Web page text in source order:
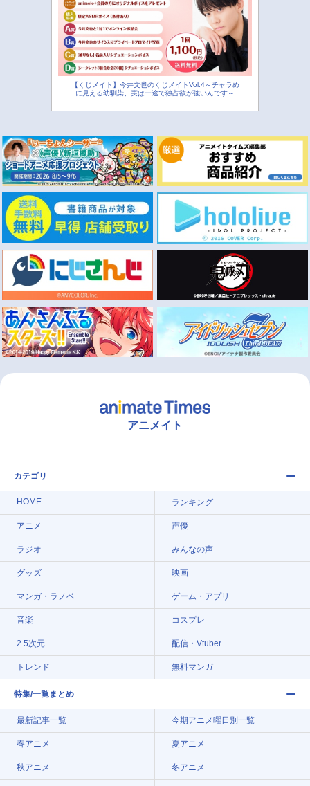
【くじメイト】今井文也のくじメイトVol.4～チャラめ
に見える幼馴染、実は一途で独占欲が強いんです～
アニメイト
カテゴリ
HOME ランキング
アニメ 声優
ラジオ みんなの声
グッズ 映画
マンガ・ラノベ ゲーム・アプリ
音楽 コスプレ
2.5次元 配信・Vtuber
トレンド 無料マンガ
特集/一覧まとめ
最新記事一覧 今期アニメ曜日別一覧
春アニメ 夏アニメ
秋アニメ 冬アニメ